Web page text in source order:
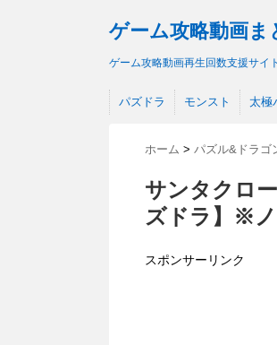
ゲーム攻略動画ま
ゲーム攻略動画再生回数支援サイ
パズドラ モンスト 太極
ホーム > パズル&ドラゴ
サンタクロ
ズドラ】※
スポンサーリンク